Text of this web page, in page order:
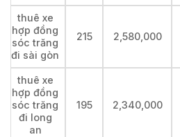
thuê xe
hợp đồng
sóc trăng
đi sài gòn
215 2,580,000
thuê xe
hợp đồng
sóc trăng
đi long
an
195 2,340,000